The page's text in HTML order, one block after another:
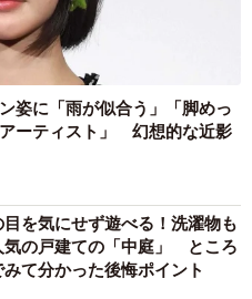
姿に「雨が似合う」「脚めっ
ーティスト」 幻想的な近影
目を気にせず遊べる！洗濯物も
気の戸建ての「中庭」 ところ
て分かった後悔ポイント